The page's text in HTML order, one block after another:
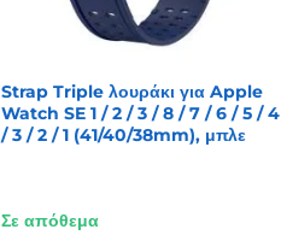
Strap Triple λουράκι για Apple
Watch SE 1 / 2 / 3 / 8 / 7 / 6 / 5 / 4
/ 3 / 2 / 1 (41/40/38mm), μπλε
Σε απόθεμα